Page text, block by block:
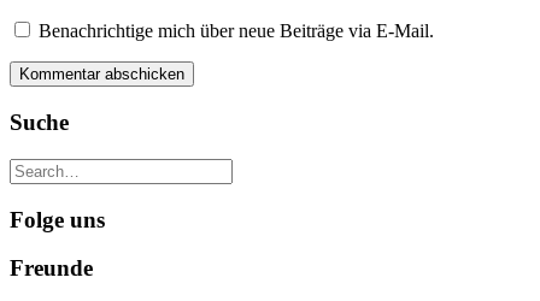
Benachrichtige mich über neue Beiträge via E-Mail.
Suche
Folge uns
Freunde